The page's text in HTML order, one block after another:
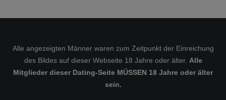
a
s
n
a
Alle angezeigten Männer waren zum Zeitpunkt der Einreichung
des Bildes auf dieser Webseite 18 Jahre oder älter. Alle
Mitglieder dieser Dating-Seite MÜSSEN 18 Jahre oder älter
sein.